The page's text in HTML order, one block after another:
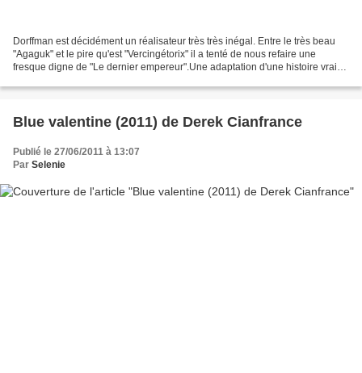
Dorffman est décidément un réalisateur très très inégal. Entre le très beau
"Agaguk" et le pire qu'est "Vercingétorix" il a tenté de nous refaire une
fresque digne de "Le dernier empereur".Une adaptation d'une histoire vraie
Blue valentine (2011) de Derek Cianfrance
Publié le 27/06/2011 à 13:07
Par Selenie